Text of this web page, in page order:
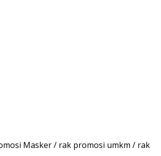
Masker / rak promosi umkm / rak